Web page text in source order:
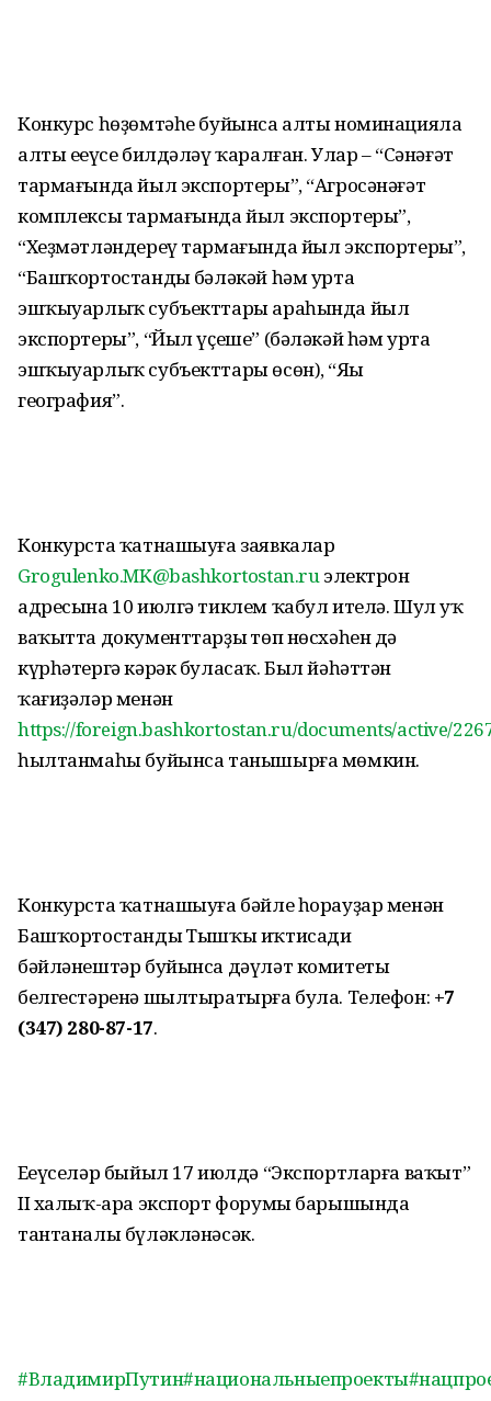
Конкурс һөҙөмтәһе буйынса алты номинацияла
алты еңеүсе билдәләү ҡаралған. Улар – “Сәнәғәт
тармағында йыл экспортеры”, “Агросәнәғәт
комплексы тармағында йыл экспортеры”,
“Хеҙмәтләндереү тармағында йыл экспортеры”,
“Башҡортостандың бәләкәй һәм урта
эшҡыуарлыҡ субъекттары араһында йыл
экспортеры”, “Йыл үҫеше” (бәләкәй һәм урта
эшҡыуарлыҡ субъекттары өсөн), “Яңы
география”.
Конкурста ҡатнашыуға заявкалар
Grogulenko.MK@bashkortostan.ruэлектрон
адресына 10 июлгә тиклем ҡабул ителә. Шул уҡ
ваҡытта документтарҙың төп нөсхәһен дә
күрһәтергә кәрәк буласаҡ. Был йәһәттән
ҡағиҙәләр менән
https://foreign.bashkortostan.ru/documents/active/
һылтанмаһы буйынса танышырға мөмкин.
Конкурста ҡатнашыуға бәйле һорауҙар менән
Башҡортостандың Тышҡы иҡтисади
бәйләнештәр буйынса дәүләт комитеты
белгестәренә шылтыратырға була. Телефон: +7
(347) 280-87-17.
Еңеүселәр быйыл 17 июлдә “Экспортларға ваҡыт”
II халыҡ-ара экспорт форумы барышында
тантаналы бүләкләнәсәк.
#ВладимирПутин#национальныепроекты